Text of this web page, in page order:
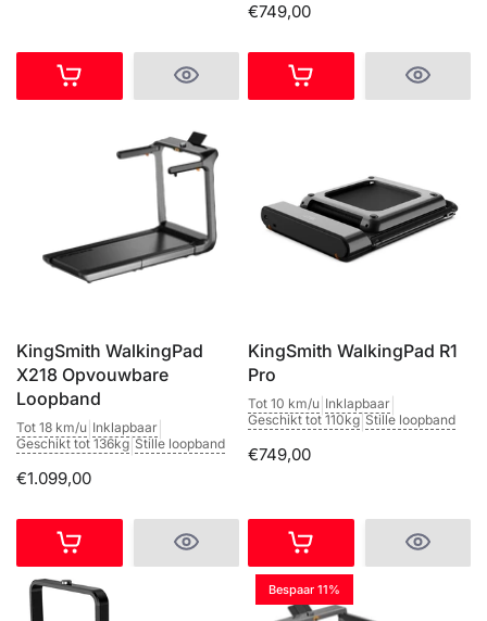
€749,00
KingSmith WalkingPad
X218 Opvouwbare
Loopband
Tot 18 km/u Inklapbaar
Geschikt tot 136kg Stille loopband
€1.099,00
KingSmith WalkingPad R1
Pro
Tot 10 km/u Inklapbaar
Geschikt tot 110kg Stille loopband
€749,00
Bespaar 11%